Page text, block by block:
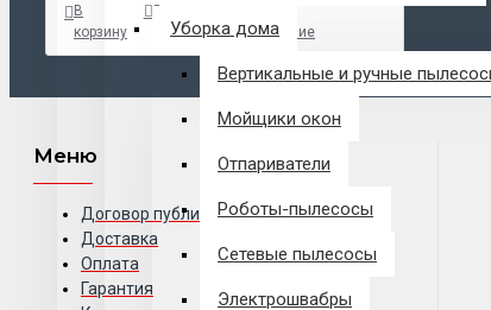
Уборка дома
Вертикальные и ручные
Мойщики окон
Отпариватели
Роботы-пылесосы
Сетевые пылесосы
Электрошвабры
В
корзину
В
закладки
сравнение
Меню
Договор публичной оферты
Доставка
Оплата
Гарантия